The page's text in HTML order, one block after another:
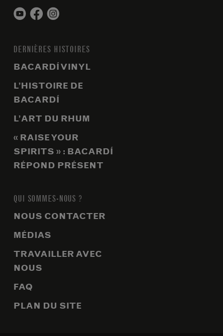
DERNIÈRES HISTOIRES
BACARDÍ VINYL
L’HISTOIRE DE
BACARDÍ
L’ART DU RHUM
« RAISE YOUR
SPIRITS » : BACARDÍ
RÉPOND PRÉSENT
QUI SOMMES-NOUS ?
NOUS CONTACTER
MÉDIAS
TRAVAILLER AVEC
NOUS
FAQ
PLAN DU SITE